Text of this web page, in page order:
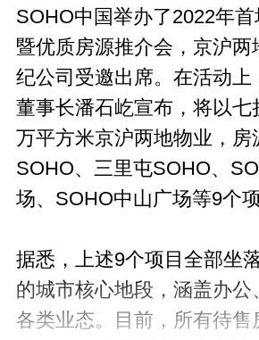
SOHO中国举办了2022年
暨优质房源推介会，京沪两
纪公司受邀出席。在活动上
董事长潘石屹宣布，将以七
万平方米京沪两地物业，房
SOHO、三里屯SOHO、
场、SOHO中山广场等9个项
据悉，上述9个项目全部坐
的城市核心地段，涵盖办公
各类业态。目前，所有待售